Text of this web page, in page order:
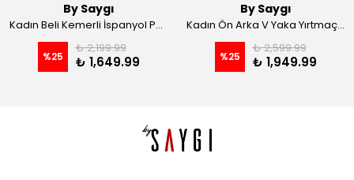
By Saygı
Kadın Beli Kemerli İspanyol Paça Likralı Krep Pantolon - Kahve
%25
₺ 2,199.99
₺ 1,649.99
By Saygı
Kadın Ön Arka V Yaka Yırtmaçlı Likralı Scuba Midi Elbise - Siyah
%25
₺ 2,599.99
₺ 1,949.99